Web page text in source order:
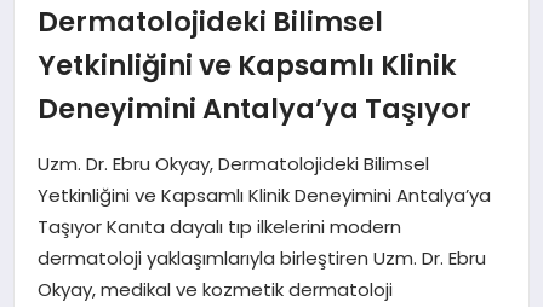
MAGAZIN
TEKNOLOJI
Dermatolojideki Bilimsel
Yetkinliğini ve Kapsamlı Klinik
Deneyimini Antalya’ya Taşıyor
Uzm. Dr. Ebru Okyay, Dermatolojideki Bilimsel
Yetkinliğini ve Kapsamlı Klinik Deneyimini Antalya’ya
Taşıyor Kanıta dayalı tıp ilkelerini modern
dermatoloji yaklaşımlarıyla birleştiren Uzm. Dr. Ebru
Okyay, medikal ve kozmetik dermatoloji